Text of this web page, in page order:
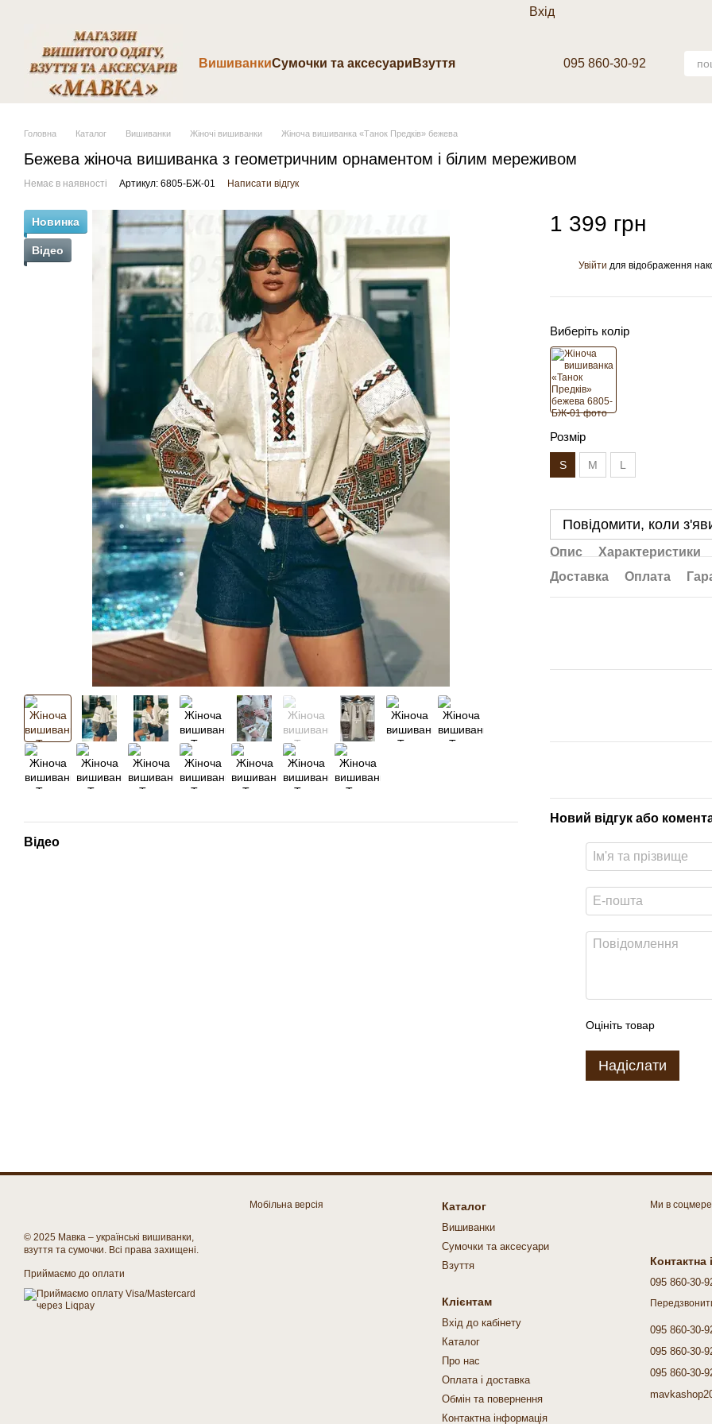
Вхід
ВишиванкиCумочки та аксесуари Взуття 095 860-30-92
Головна Каталог Вишиванки Жіночі вишиванки Жіноча вишиванка «Танок Предків» бежева
Бежева жіноча вишиванка з геометричним орнаментом і білим мереживом
Немає в наявності Артикул: 6805-БЖ-01 Написати відгук
Новинка
Відео
Відео
1 399 грн
Увійти для відображення
Виберіть колір
Розмір
S M L
Повідомити, коли
Опис
Характеристики
Доставка
Оплата
Новий відгук або
Оцініть товар
Надіслати
© 2025 Мавка – українські вишиванки,
взуття та сумочки. Всі права захищені.
Приймаємо до оплати
Мобільна версія Каталог
Вишиванки
Cумочки та аксесуари
Взуття
Клієнтам
Вхід до кабінету
Каталог
Про нас
Оплата і доставка
Обмін та повернення
Контактна інформація
Ми в
Контактна
095 860-30-
095 860-30-
095 860-30-
095 860-30-